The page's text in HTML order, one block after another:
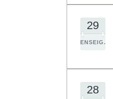
29
ENSEIG.
28